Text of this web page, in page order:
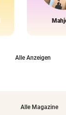
Alle Anzeigen
Alle Magazine